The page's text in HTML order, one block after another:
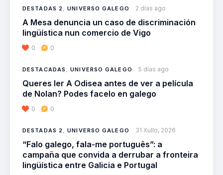
DESTADAS 2,UNIVERSO GALEGO 2 días ago
A Mesa denuncia un caso de discriminación
lingüística nun comercio de Vigo
0 0
DESTACADAS ,UNIVERSO GALEGO 5 días ago
Queres ler A Odisea antes de ver a película
de Nolan? Podes facelo en galego
0 0
DESTADAS 2,UNIVERSO GALEGO 31 Xullo, 2026
“Falo galego, fala-me português”: a
campaña que convida a derrubar a fronteira
lingüística entre Galicia e Portugal